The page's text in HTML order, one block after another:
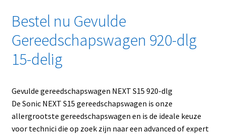
Bestel nu Gevulde
Gereedschapswagen 920-dlg
15-delig
Gevulde gereedschapswagen NEXT S15 920-dlg
De Sonic NEXT S15 gereedschapswagen is onze
allergrootste gereedschapswagen en is de ideale keuze
voor technici die op zoek zijn naar een advanced of expert